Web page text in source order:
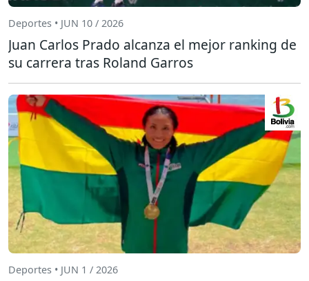
Deportes • JUN 10 / 2026
Juan Carlos Prado alcanza el mejor ranking de
su carrera tras Roland Garros
Deportes • JUN 1 / 2026